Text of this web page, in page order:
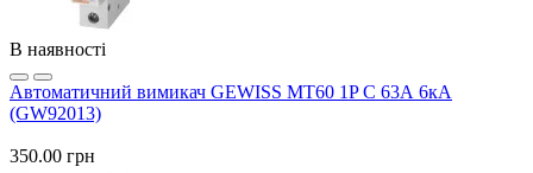
В наявності
Автоматичний вимикач GEWISS МТ60 1P C 63А 6кА
(GW92013)
350.00 грн